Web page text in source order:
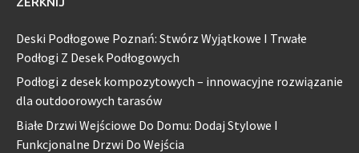
Deski Podłogowe Poznań: Stwórz Wyjątkowe I Trwałe
Podłogi Z Desek Podłogowych
Podłogi z desek kompozytowych – innowacyjne rozwiązanie
dla outdoorowych tarasów
Białe Drzwi Wejściowe Do Domu: Dodaj Stylowe I
Funkcjonalne Drzwi Do Wejścia